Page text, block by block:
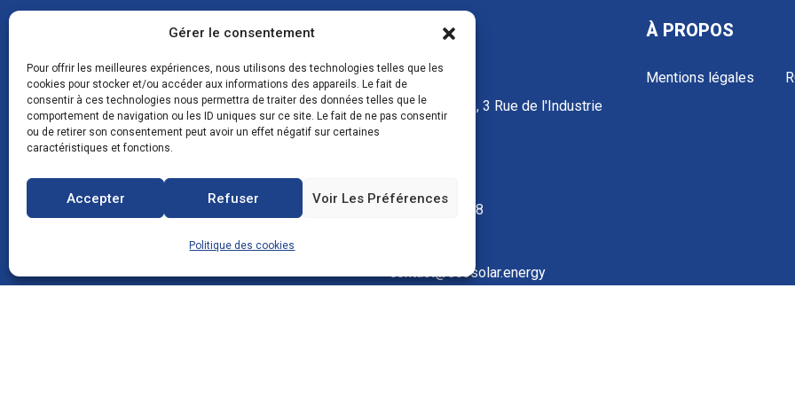
Gérer le consentement
Pour offrir les meilleures expériences, nous utilisons des technologies telles que les
cookies pour stocker et/ou accéder aux informations des appareils. Le fait de
consentir à ces technologies nous permettra de traiter des données telles que le
comportement de navigation ou les ID uniques sur ce site. Le fait de ne pas consentir
ou de retirer son consentement peut avoir un effet négatif sur certaines
caractéristiques et fonctions.
Accepter Refuser Voir Les Préférences
Politique des cookies
CONTACTS
Zone Industrielle, 3 Rue de l'Industrie
08350 Donchery
03 52 72 97 88
contact@ecosolar.energy
À PROPOS
Mentions légales